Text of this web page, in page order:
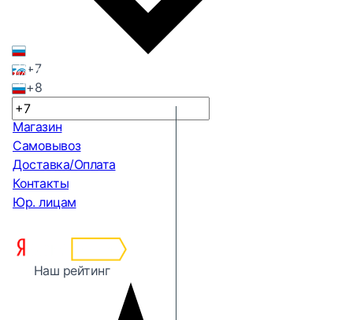
+7
+8
Магазин
Самовывоз
Доставка/Оплата
Контакты
Юр. лицам
Наш рейтинг